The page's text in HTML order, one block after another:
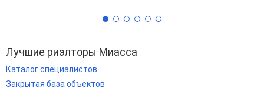
Лучшие риэлторы Миасса
Каталог специалистов
Закрытая база объектов